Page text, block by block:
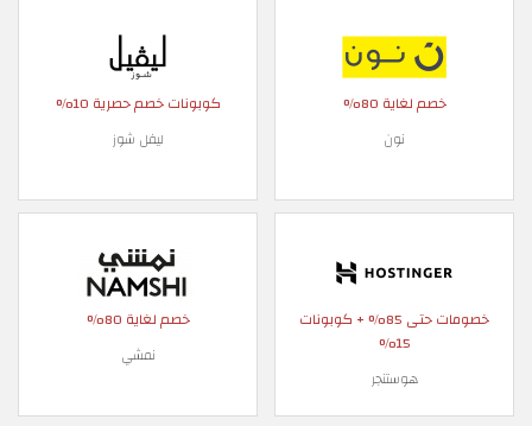
خصم لغاية 80%
نون
كوبونات خصم حصرية 10%
ليفل شوز
خصومات حتى 85% + كوبونات
15%
هوستنجر
خصم لغاية 80%
نمشي